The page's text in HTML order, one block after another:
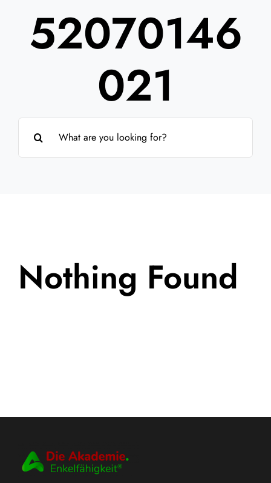
Über uns
52070146
021
nach:
Nothing Found